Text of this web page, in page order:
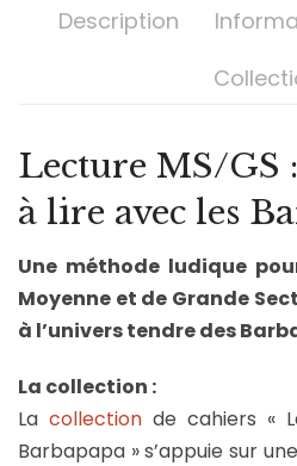
Description
Lecture MS/GS
à lire avec les
Une méthode ludique
Moyenne et de Grande
à l’univers tendre des
La collection :
La collection de cahiers «
Barbapapa » s’appuie sur